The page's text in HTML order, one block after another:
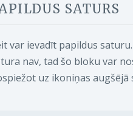
SATURS
var ievadīt papildus
nav, tad šo bloku var
uz ikoniņas augšējā